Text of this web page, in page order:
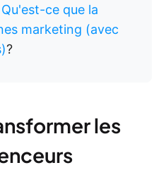
Qu'est-ce que la
marketing (avec
?
les